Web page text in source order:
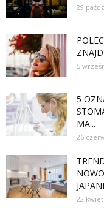
29
5
5
MA...
26
22